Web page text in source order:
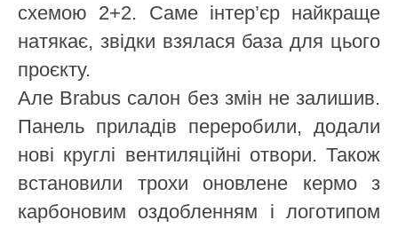
схемою 2+2. Саме інтер’єр найкраще
натякає, звідки взялася база для цього
проєкту.
Але Brabus салон без змін не залишив.
Панель приладів переробили, додали
нові круглі вентиляційні отвори. Також
встановили трохи оновлене кермо з
карбоновим оздобленням і логотипом